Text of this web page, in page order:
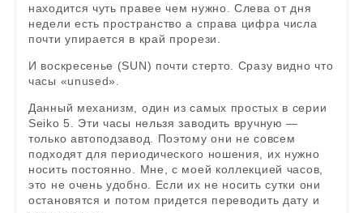
находится чуть правее чем нужно. Слева от дня
недели есть пространство а справа цифра числа
почти упирается в край прорези.
И воскресенье (SUN) почти стерто. Сразу видно что
часы «unused».
Данный механизм, один из самых простых в серии
Seiko 5. Эти часы нельзя заводить вручную —
только автоподзавод. Поэтому они не совсем
подходят для периодического ношения, их нужно
носить постоянно. Мне, с моей коллекцией часов,
это не очень удобно. Если их не носить сутки они
остановятся и потом придется переводить дату и